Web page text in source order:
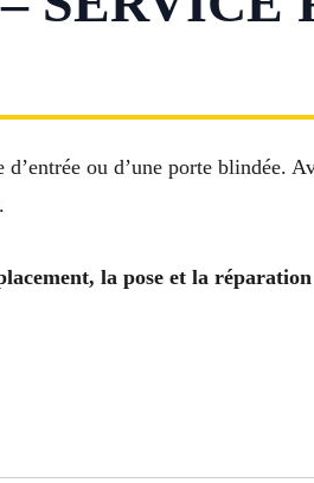
ou d’une porte blindée.
.
la pose et la réparation